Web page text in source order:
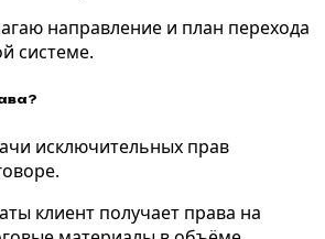
направление и план перехода
системе.
исключительных прав
клиент получает права на